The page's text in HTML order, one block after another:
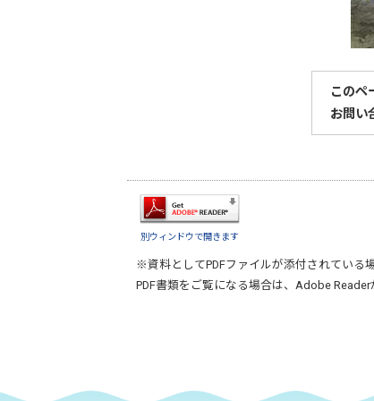
このペ
お問い
別ウィンドウで開きます
※資料としてPDFファイルが添付されている場
PDF書類をご覧になる場合は、 Adobe Reader